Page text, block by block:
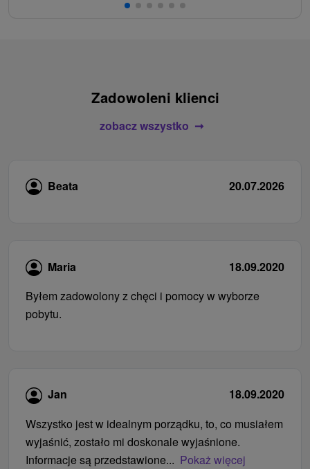
Zadowoleni klienci
zobacz wszystko
Beata 20.07.2026
Maria
18.09.2020
Byłem zadowolony z chęci i pomocy w wyborze
pobytu.
Jan
18.09.2020
Wszystko jest w idealnym porządku, to, co musiałem
wyjaśnić, zostało mi doskonale wyjaśnione.
Informacje są przedstawione... Pokaż więcej